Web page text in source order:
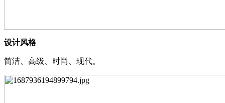
设计⻛格
简洁、⾼级、时尚、现代。